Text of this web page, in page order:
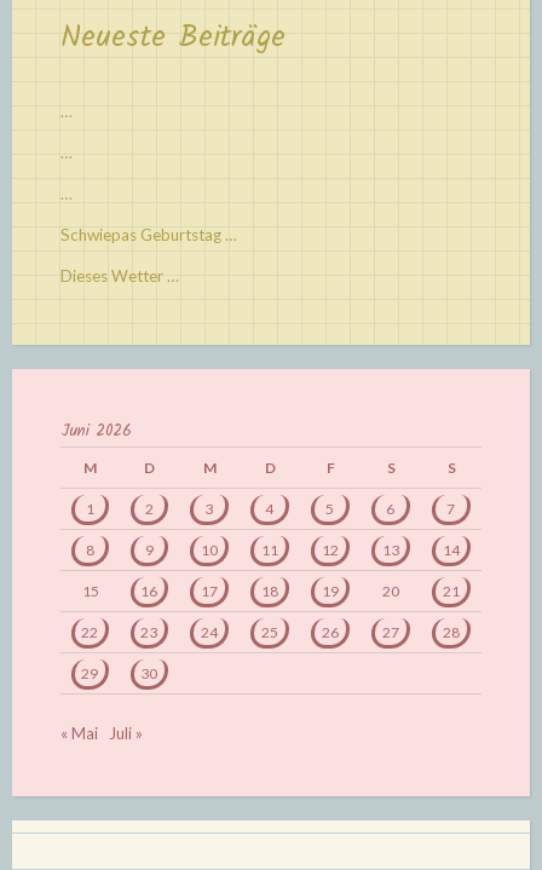
Neueste Beiträge
…
…
…
Schwiepas Geburtstag …
Dieses Wetter …
Juni 2026
M D M D F S S
1 2 3 4 5 6 7
8 9 10 11 12 13 14
15 16 17 18 19 20 21
22 23 24 25 26 27 28
29 30
« Mai Juli »